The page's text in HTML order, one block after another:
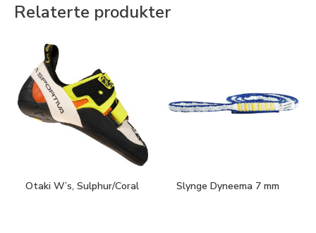
Relaterte produkter
Otaki W’s, Sulphur/Coral Slynge Dyneema 7 mm